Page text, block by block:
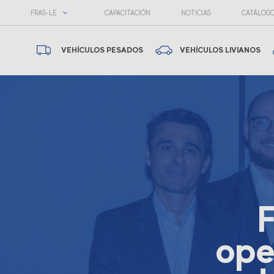
FRAS-LE CAPACITACIÓN NOTICIAS
VEHÍCULOS PESADOS VEHÍCULOS LIVIANOS